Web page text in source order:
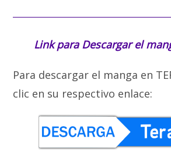
Link para Descargar el
Para descargar el manga en
clic en su respectivo enlace: